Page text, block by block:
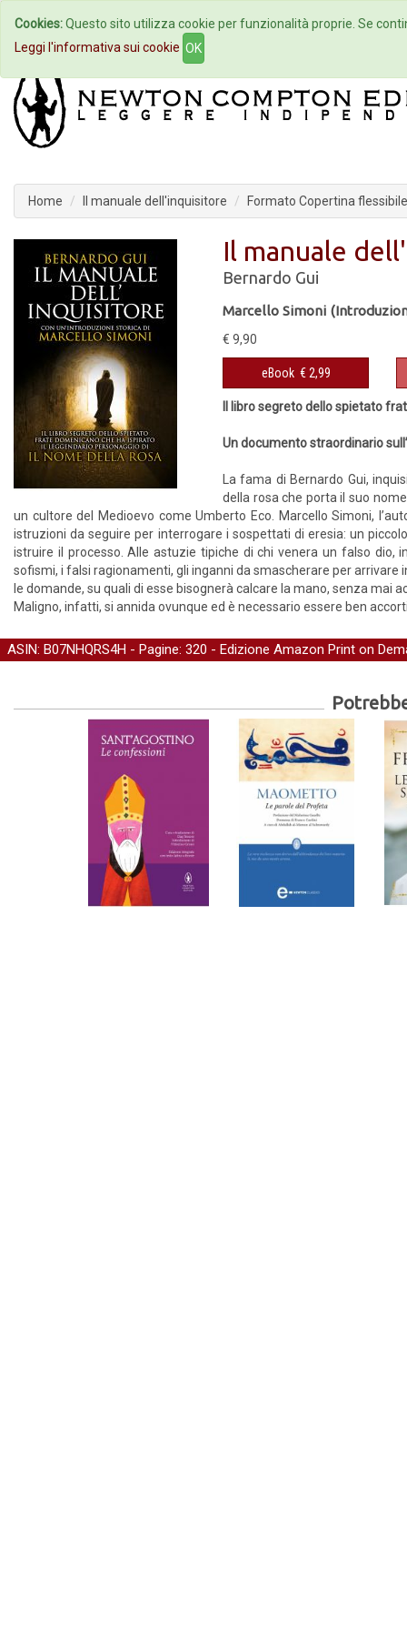
Home Autori Eventi
Home Il manuale dell'inquisitore Formato Copertina flessibile
Il manuale
Bernardo Gui
Marcello Simoni
€ 9,90
eBook € 2,99
Il libro segreto dello spietato
Un documento straordinario
La fama di Bernardo Gui,
della rosa che porta il suo
un cultore del Medioevo come Umberto Eco. Marcello Simoni,
istruzioni da seguire per interrogare i sospettati di eresia: un
istruire il processo. Alle astuzie tipiche di chi venera un falso dio,
sofismi, i falsi ragionamenti, gli inganni da smascherare per
le domande, su quali di esse bisognerà calcare la mano, senza
Maligno, infatti, si annida ovunque ed è necessario essere ben
ASIN: B07NHQRS4H - Pagine: 320 - Edizione Amazon Print on
Cookies:Questo sito utilizza cookie per funzionalità proprie. Se
Leggi l'informativa sui cookie OK